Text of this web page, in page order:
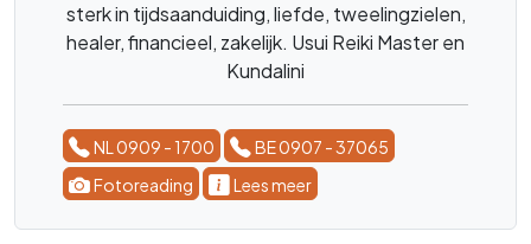
sterk in tijdsaanduiding, liefde, tweelingzielen,
healer, financieel, zakelijk. Usui Reiki Master en
Kundalini
NL 0909 - 1700
BE 0907 - 37065
Fotoreading
Lees meer